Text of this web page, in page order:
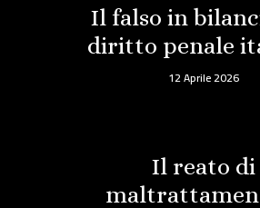
Il falso in
diritto penale
12 Aprile 2026
Il reato di